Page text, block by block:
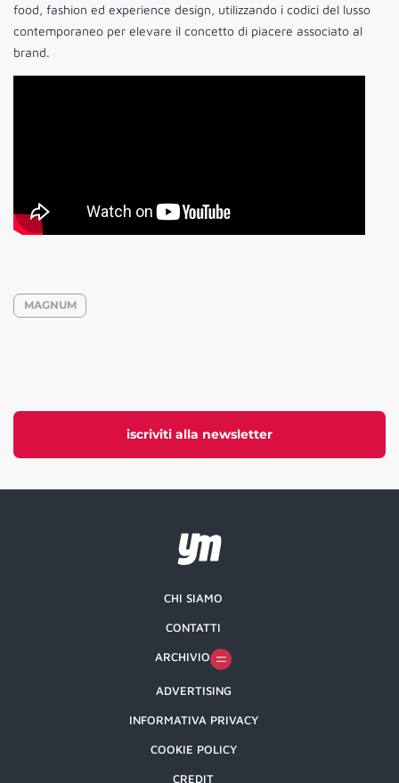
iscriviti alla newsletter
food, fashion ed experience design, utilizzando i codici del lusso
contemporaneo per elevare il concetto di piacere associato al
brand.
MAGNUM
CHI SIAMO
CONTATTI
ARCHIVIO
ADVERTISING
INFORMATIVA PRIVACY
COOKIE POLICY
CREDIT